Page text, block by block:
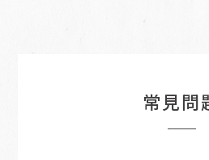
常見問